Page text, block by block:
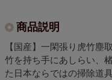
商品説明
【国産】一閑張り虎竹塵
竹を持ち手にあしらい、
た日本ならではの掃除道